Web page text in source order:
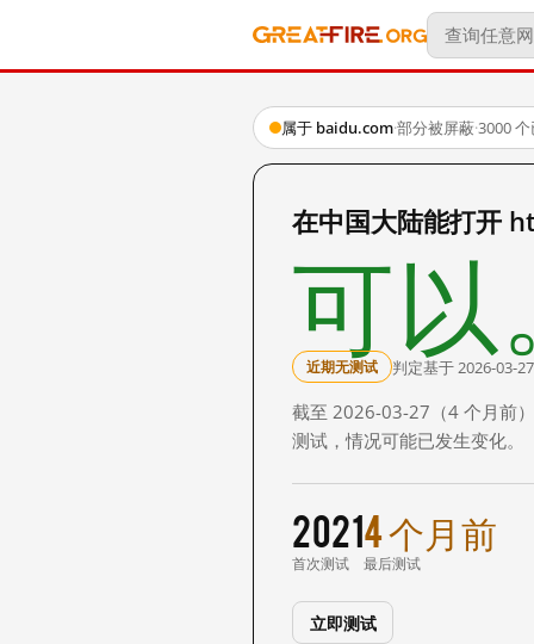
属于 baidu.com·部分被屏蔽·3000
在中国大陆能打开
可以
近期无测试 判定基于 2026-03-
截至 2026-03-27（4 个月前
测试，情况可能已发生变化。
2021
首次测试
4 个月前
最后测试
立即测试